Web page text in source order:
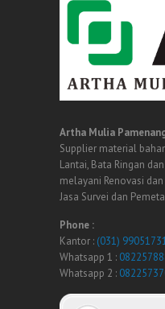
Artha Mulia
Supplier material
Lantai, Bata Ringan
melayani Renovasi
Jasa Survei dan
Phone :
Kantor : (031)
Whatsapp 1 :
Whatsapp 2 :